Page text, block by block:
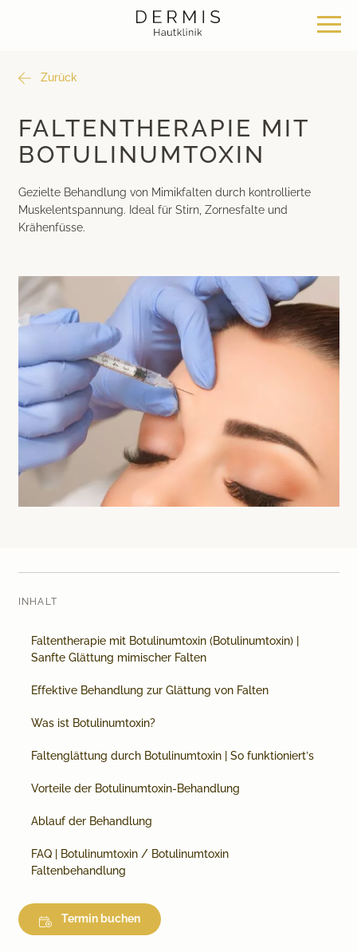
Zurück
FALTENTHERAPIE MIT
BOTULINUMTOXIN
Gezielte Behandlung von Mimikfalten durch kontrollierte
Muskelentspannung. Ideal für Stirn, Zornesfalte und
Krähenfüsse.
INHALT
Faltentherapie mit Botulinumtoxin (Botulinumtoxin) |
Sanfte Glättung mimischer Falten
Effektive Behandlung zur Glättung von Falten
Was ist Botulinumtoxin?
Faltenglättung durch Botulinumtoxin | So funktioniert’s
Vorteile der Botulinumtoxin-Behandlung
Ablauf der Behandlung
FAQ | Botulinumtoxin / Botulinumtoxin
Faltenbehandlung
Termin buchen
Dermatochirurgie
Klassische Dermatologie
Ästhetische Chirurgie
Medizinische Kosmetik
Lasertherapie
Infusionstherapien
Dr. Sabine Bruckert Skincare
Hautklinik Zürich Seefeld
Hautklinik Zürich Bülach
Hautklinik Bad Ragaz
Hautklinik Davos
Medical Beauty Zürich Bülach
Philosophie
News & Wissen
Bei uns arbeiten